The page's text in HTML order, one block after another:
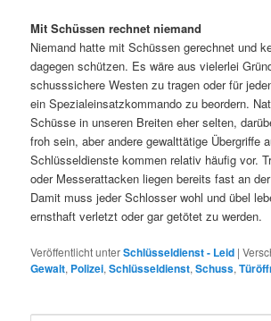
Mit Schüssen rechnet niemand
Niemand hatte mit Schüssen gerechnet und
dagegen schützen. Es wäre aus vielerlei
schusssichere Westen zu tragen oder für
ein Spezialeinsatzkommando zu beordern.
Schüsse in unseren Breiten eher selten,
froh sein, aber andere gewalttätige Übergriffe
Schlüsseldienste kommen relativ häufig vor.
oder Messerattacken liegen bereits fast an
Damit muss jeder Schlosser wohl und übel
ernsthaft verletzt oder gar getötet zu werden.
Veröffentlicht unterSchlüsseldienst - Leid |
Gewalt, Polizei,Schlüsseldienst,Schuss,